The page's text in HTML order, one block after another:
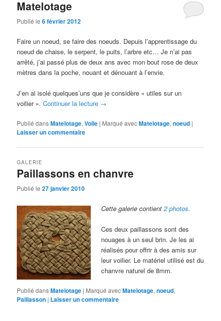
Matelotage
Publié le6 février 2012
Faire un noeud, se faire des noeuds. Depuis l’apprentissage du
noeud de chaise, le serpent, le puits, l’arbre etc… Je n’ai pas
arrêté, j’ai passé plus de deux ans avec mon bout rose de deux
mètres dans la poche, nouant et dénouant à l’envie.
J’en ai isolé quelques’uns que je considère « utiles sur un
voilier ».Continuer la lecture →
Publié dansMatelotage,Voile | Marqué avecMatelotage,noeud |
Laisser un commentaire
Paillassons en chanvre
GALERIE
Publié le27 janvier 2010
Cette galerie contient2 photos.
Ces deux paillassons sont des
nouages à un seul brin. Je les ai
réalisés pour offrir à des amis sur
leur voilier. Le matériel utilisé est du
chanvre naturel de 8mm.
Publié dansMatelotage | Marqué avecMatelotage,noeud,
Paillasson | Laisser un commentaire